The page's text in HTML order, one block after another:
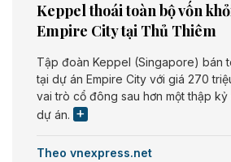
Keppel thoái toàn bộ vốn
Empire City tại Thủ Thiêm
Tập đoàn Keppel (Singapore) bán
tại dự án Empire City với giá 270
vai trò cổ đông sau hơn một thập
dự án.
Theo vnexpress.net